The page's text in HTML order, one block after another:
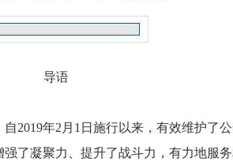
导语
2019年2月1日施行以来，有效维护了
了凝聚力、提升了战斗力，有力地服